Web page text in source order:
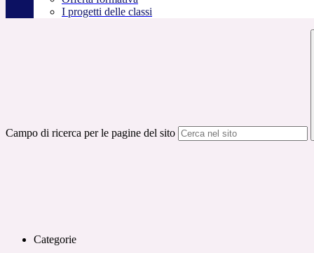
I progetti delle classi
Campo di ricerca per le pagine del sito
Categorie